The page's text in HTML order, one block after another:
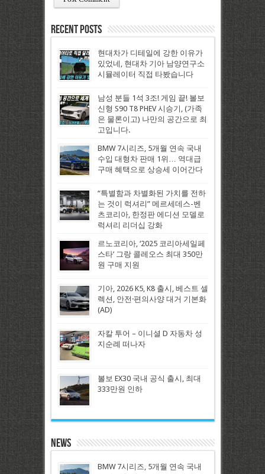
Recent Posts
현대차가 디테일에 강한 이유가
있었네, 현대차 기아 남양연구소
시뮬레이터 직접 타봤습니다
남성 분들 1석 3조! 게임 끝! 볼보
신형 S90 T8 PHEV 시승기, (가족
은 물론이고) 나만의 공간으로 최
고입니다.
BMW 7시리즈, 5개월 연속 국내
수입 대형차 판매 1위… 역대급
구매 혜택으로 상승세 이어간다
“특별함과 차별화된 가치를 전하
는 것이 럭셔리” 메르세데스-벤
츠코리아, 한정판 에디션 모델로
럭셔리 리더십 강화
르노코리아, ‘2025 코리아세일페
스타’ 그랑 콜레오스 최대 350만
원 구매 지원
기아, 2026 K5, K8 출시, 베스트 셀
렉션, 안전·편의사양 대거 기본화
(AD)
자칼 투어 – 이니셜 D 자동차 성
지순례 떠나자
볼보 EX30 국내 공식 출시, 최대
333만원 인하
News
BMW 7시리즈, 5개월 연속 국내